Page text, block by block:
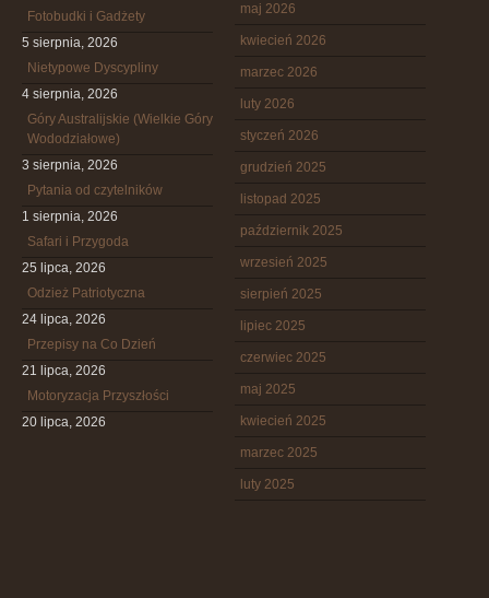
Fotobudki i Gadżety
5 sierpnia, 2026
Nietypowe Dyscypliny
4 sierpnia, 2026
Góry Australijskie (Wielkie Góry
Wododziałowe)
3 sierpnia, 2026
Pytania od czytelników
1 sierpnia, 2026
Safari i Przygoda
25 lipca, 2026
Odzież Patriotyczna
24 lipca, 2026
Przepisy na Co Dzień
21 lipca, 2026
Motoryzacja Przyszłości
20 lipca, 2026
maj 2026
kwiecień 2026
marzec 2026
luty 2026
styczeń 2026
grudzień 2025
listopad 2025
październik 2025
wrzesień 2025
sierpień 2025
lipiec 2025
czerwiec 2025
maj 2025
kwiecień 2025
marzec 2025
luty 2025